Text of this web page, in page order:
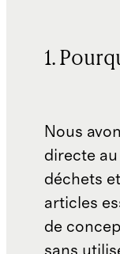
1.
Nous
directe
déchets
articles
de
sans